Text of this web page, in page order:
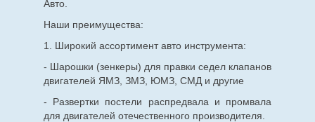
Авто.
Наши преимущества:
1. Широкий ассортимент авто инструмента:
- Шарошки (зенкеры) для правки седел клапанов
двигателей ЯМЗ, ЗМЗ, ЮМЗ, СМД и другие
- Развертки постели распредвала и промвала
для двигателей отечественного производителя.